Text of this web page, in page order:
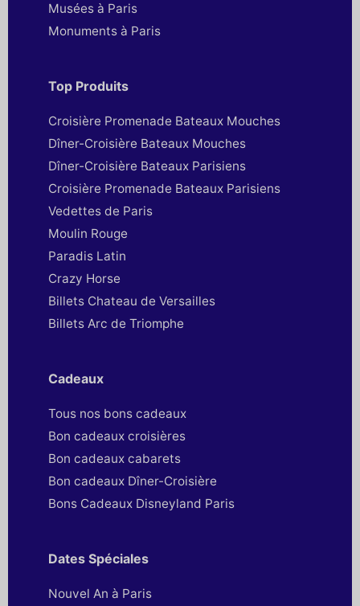
Musées à Paris
Monuments à Paris
Top Produits
Croisière Promenade Bateaux Mouches
Dîner-Croisière Bateaux Mouches
Dîner-Croisière Bateaux Parisiens
Croisière Promenade Bateaux Parisiens
Vedettes de Paris
Moulin Rouge
Paradis Latin
Crazy Horse
Billets Chateau de Versailles
Billets Arc de Triomphe
Cadeaux
Tous nos bons cadeaux
Bon cadeaux croisières
Bon cadeaux cabarets
Bon cadeaux Dîner-Croisière
Bons Cadeaux Disneyland Paris
Dates Spéciales
Nouvel An à Paris